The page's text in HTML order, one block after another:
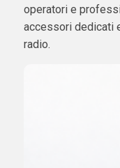
operatori e
accessori dedicati
radio.